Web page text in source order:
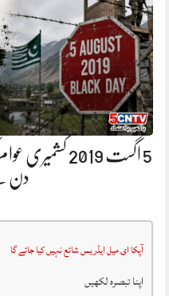
5 اگست 2019
دن
آپکا ای میل ایڈریس شائع نہیں کیا جائے گا
اپنا تبصرہ لکھیں